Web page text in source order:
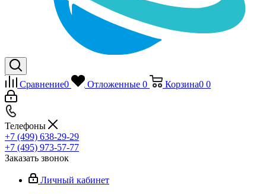
Сравнение0 Отложенные 0 Корзина0 0
Телефоны
+7 (499) 638-29-29
+7 (495) 973-57-77
Заказать звонок
Личный кабинет